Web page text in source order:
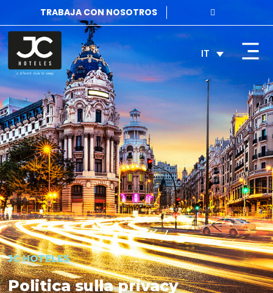
TRABAJA CON NOSOTROS
IT
JC HOTELES
Politica sulla privacy